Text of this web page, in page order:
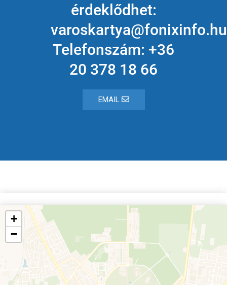
érdeklődhet:
varoskartya@fonixinfo.hu
Telefonszám: +36
20 378 18 66
EMAIL
+
−